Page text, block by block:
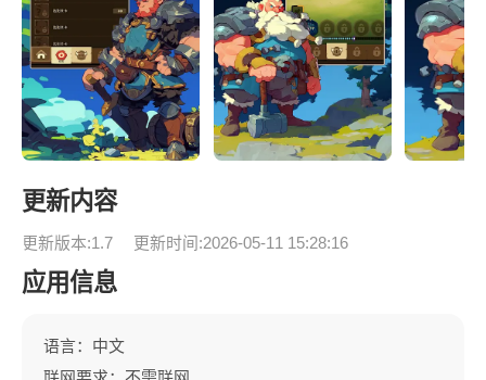
更新内容
更新版本:1.7 更新时间:2026-05-11 15:28:16
应用信息
语言：中文